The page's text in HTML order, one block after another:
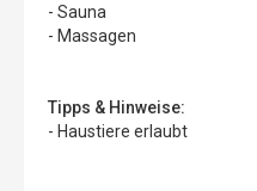
- Sauna
- Massagen
Tipps & Hinweise:
- Haustiere erlaubt